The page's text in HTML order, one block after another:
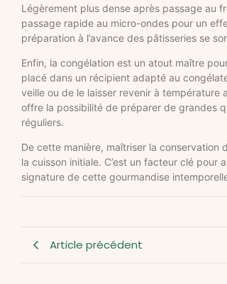
Légèrement plus dense après passage au
passage rapide au micro-ondes pour un
préparation à l’avance des pâtisseries se
Enfin, la congélation est un atout maître
placé dans un récipient adapté au
veille ou de le laisser revenir à
offre la possibilité de préparer de grandes
réguliers.
De cette manière, maîtriser la
la cuisson initiale. C’est un facteur clé
signature de cette gourmandise
Article précédent